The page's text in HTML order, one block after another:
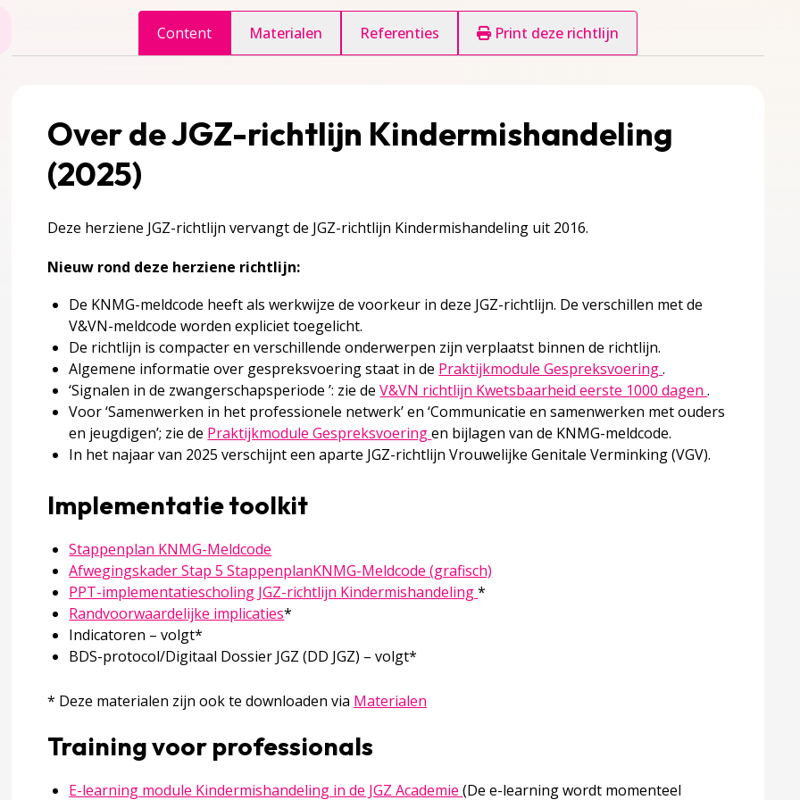
inhoudsopgave
over 1 Definities en achtergrondinformatie
over 1 Definities en achtergrondinformatie
en verschillende vormen van kindermishandeling
komt kindermishandeling voor?
factoren
voor de jeugdige, ouder(s) en gezin
wetenschappelijk bewijs
van mishandeling
risicofactoren van mishandeling
van kindermishandeling
Content Materialen Referenties Print deze richtlijn
Over de JGZ-richtlijn Kindermishandeling
(2025)
Deze herziene JGZ-richtlijn vervangt de JGZ-richtlijn Kindermishandeling uit 2016.
Nieuw rond deze herziene richtlijn:
De KNMG-meldcode heeft als werkwijze de voorkeur in deze JGZ-richtlijn. De verschillen met de
V&VN-meldcode worden expliciet toegelicht.
De richtlijn is compacter en verschillende onderwerpen zijn verplaatst binnen de richtlijn.
Algemene informatie over gespreksvoering staat in de Praktijkmodule GespreksvoeringDeze linkt opent in
.
‘Signalen in de zwangerschapsperiode ’: zie deV&VN richtlijn Kwetsbaarheid eerste 1000 dagenDeze linkt
.
Voor ‘Samenwerken in het professionele netwerk’ en ‘Communicatie en samenwerken met ouders
en jeugdigen’; zie de Praktijkmodule GespreksvoeringDeze linkt opent in een nieuw tabblad
en bijlagen van de KNMG-meldcode.
In het najaar van 2025 verschijnt een aparte JGZ-richtlijn Vrouwelijke Genitale Verminking (VGV).
Implementatie toolkit
Stappenplan KNMG-Meldcode
Afwegingskader Stap 5 StappenplanKNMG-Meldcode (grafisch)
PPT-implementatiescholing JGZ-richtlijn KindermishandelingDeze linkt opent in een nieuw tabblad
*
Randvoorwaardelijke implicaties*
Indicatoren – volgt*
BDS-protocol/Digitaal Dossier JGZ (DD JGZ) – volgt*
* Deze materialen zijn ook te downloaden via Materialen
Training voor professionals
E-learning module Kindermishandeling in de JGZ AcademieDeze linkt opent in een nieuw tabblad
(De e-learning wordt momenteel